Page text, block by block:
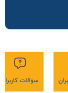
سوالات کاربران